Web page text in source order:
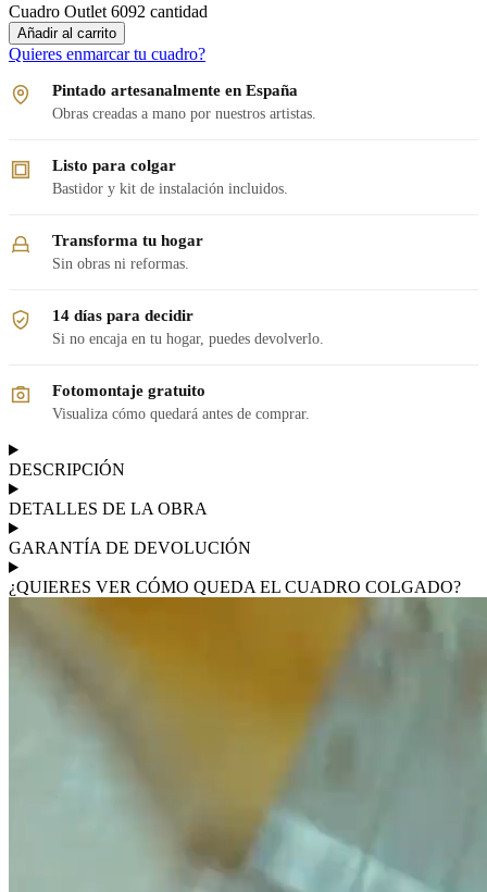
Cuadro Outlet 6092 cantidad
Añadir al carrito
Quieres enmarcar tu cuadro?
Pintado artesanalmente en España
Obras creadas a mano por nuestros artistas.
Listo para colgar
Bastidor y kit de instalación incluidos.
Transforma tu hogar
Sin obras ni reformas.
14 días para decidir
Si no encaja en tu hogar, puedes devolverlo.
Fotomontaje gratuito
Visualiza cómo quedará antes de comprar.
DESCRIPCIÓN
DETALLES DE LA OBRA
GARANTÍA DE DEVOLUCIÓN
¿QUIERES VER CÓMO QUEDA EL CUADRO COLGADO?